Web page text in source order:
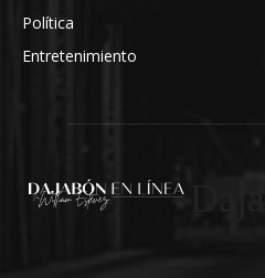
Política
Entretenimiento